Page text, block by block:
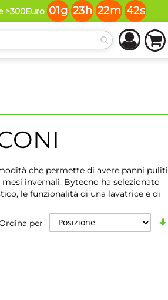
>300Euro 01g 23 h 22m 42s
che permette di avere panni puliti
invernali. Bytecno ha selezionato
le funzionalità di una lavatrice e di
per